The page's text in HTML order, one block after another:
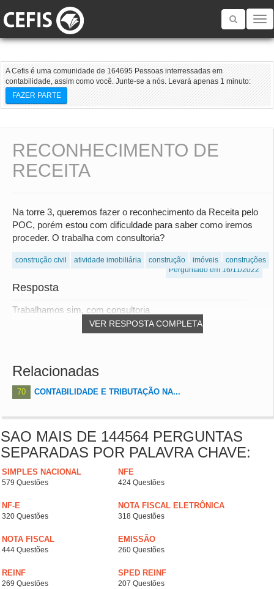
Toggle
A Cefis é uma comunidade de 164695 Pessoas interressadas em
contabilidade, assim como você. Junte-se a nós. Levará apenas 1 minuto:
FAZER PARTE
RECONHECIMENTO DE
RECEITA
Na torre 3, queremos fazer o reconhecimento da Receita pelo
POC, porém estou com dificuldade para saber como iremos
proceder. O trabalha com consultoria?
construção civil atividade imobiliária construção imóveis
construções
Perguntado em 16/11/2022
Resposta
VER RESPOSTA COMPLETA
Trabalhamos sim, com consultoria
Relacionadas
70 CONTABILIDADE E TRIBUTAÇÃO NA...
SAO MAIS DE 144564 PERGUNTAS
SEPARADAS POR PALAVRA CHAVE:
SIMPLES NACIONAL
579 Questões
NFE
424 Questões
NF-E
320 Questões
NOTA FISCAL ELETRÔNICA
318 Questões
NOTA FISCAL
444 Questões
EMISSÃO
260 Questões
REINF
269 Questões
SPED REINF
207 Questões